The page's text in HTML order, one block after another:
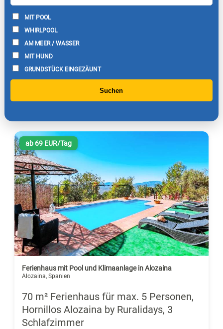
MIT POOL
WHIRLPOOL
AM MEER / WASSER
MIT HUND
GRUNDSTÜCK EINGEZÄUNT
Suchen
ab 69 EUR/Tag
Ferienhaus mit Pool und Klimaanlage in Alozaina
Alozaina, Spanien
70 m² Ferienhaus für max. 5 Personen,
Hornillos Alozaina by Ruralidays, 3
Schlafzimmer